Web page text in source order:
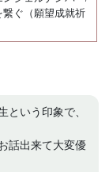
ぐ（願望成就祈
いう印象で、
話出来て大変優